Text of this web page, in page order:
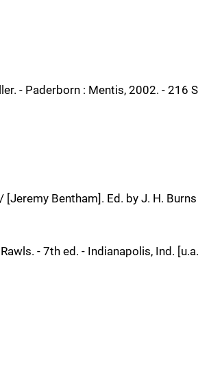
- Paderborn : Mentis, 2002. - 216
/ [Jeremy Bentham]. Ed. by J. H.
- 7th ed. - Indianapolis, Ind.